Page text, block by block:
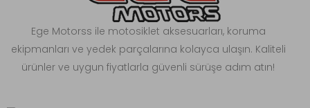
Ege Motorss ile motosiklet aksesuarları, koruma
ekipmanları ve yedek parçalarına kolayca ulaşın. Kaliteli
ürünler ve uygun fiyatlarla güvenli sürüşe adım atın!